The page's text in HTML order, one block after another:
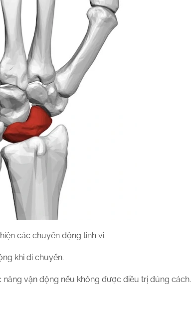
các chuyển động tinh vi.
khi di chuyển.
vận động nếu không được điều trị đúng cách.